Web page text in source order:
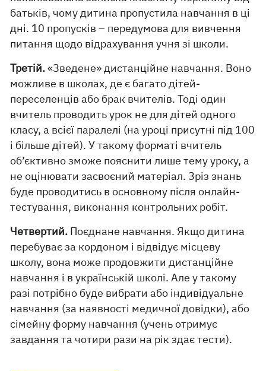
батьків, чому дитина пропустила навчання в ці
дні. 10 пропусків – передумова для вивчення
питання щодо відрахування учня зі школи.
Третій.«Зведене» дистанційне навчання. Воно
можливе в школах, де є багато дітей-
переселенців або брак вчителів. Тоді один
вчитель проводить урок не для дітей одного
класу, а всієї паралелі (на уроці присутні під 100
і більше дітей). У такому форматі вчитель
об’єктивно зможе пояснити лише тему уроку, а
не оцінювати засвоєний матеріал. Зріз знань
буде проводитись в основному після онлайн-
тестування, виконання контрольних робіт.
Четвертий. Поєднане навчання. Якщо дитина
перебуває за кордоном і відвідує місцеву
школу, вона може продовжити дистанційне
навчання і в українській школі. Але у такому
разі потрібно буде вибрати або індивідуальне
навчання (за наявності медичної довідки), або
сімейну форму навчання (учень отримує
завдання та чотири рази на рік здає тести).